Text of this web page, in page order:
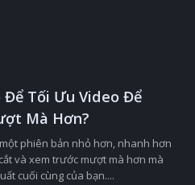
Để Tối Ưu Video Để
Mà Hơn?
phiên bản nhỏ hơn, nhanh hơn
và xem trước mượt mà hơn mà
cuối cùng của bạn....